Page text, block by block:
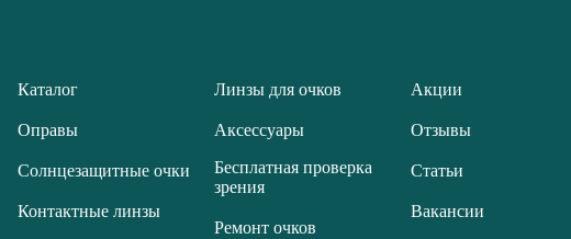
Каталог
Оправы
Солнцезащитные очки
Контактные линзы
Линзы для очков
Аксессуары
Бесплатная проверка
зрения
Ремонт очков
Акции
Отзывы
Статьи
Вакансии